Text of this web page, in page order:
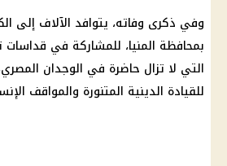
وفي ذكرى وفاته، يتوافد الآلاف إلى
بمحافظة المنيا، للمشاركة في قداسات
التي لا تزال حاضرة في الوجدان
للقيادة الدينية المتنورة والمواقف